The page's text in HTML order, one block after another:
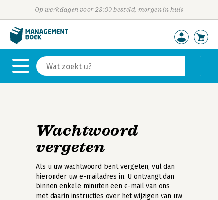
Op werkdagen voor 23:00 besteld, morgen in huis
Wachtwoord
vergeten
Als u uw wachtwoord bent vergeten, vul dan
hieronder uw e-mailadres in. U ontvangt dan
binnen enkele minuten een e-mail van ons
met daarin instructies over het wijzigen van uw